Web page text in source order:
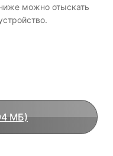
можно отыскать
МБ)